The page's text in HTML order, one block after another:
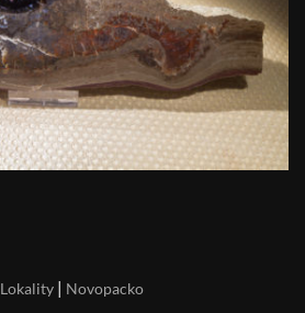
Lokality | Novopacko